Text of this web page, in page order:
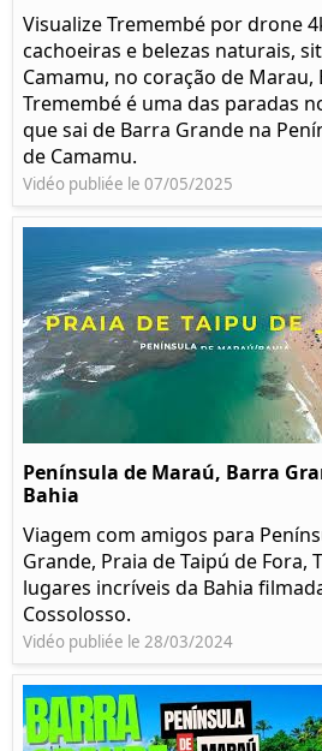
Visualize Tremembé por drone
cachoeiras e belezas naturais,
Camamu, no coração de Marau,
Tremembé é uma das paradas
que sai de Barra Grande na
de Camamu.
Vidéo publiée le 07/05/2025
Península de Maraú, Barra
Bahia
Viagem com amigos para
Grande, Praia de Taipú de Fora,
lugares incríveis da Bahia
Cossolosso.
Vidéo publiée le 28/03/2024